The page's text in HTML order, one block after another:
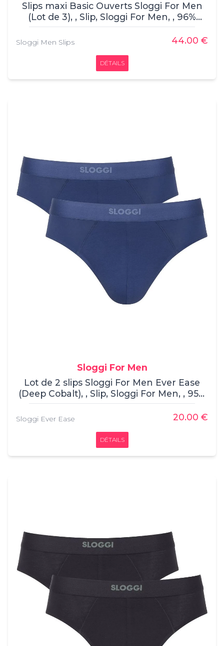
Slips maxi Basic Ouverts Sloggi For Men
(Lot de 3), , Slip, Sloggi For Men, , 96%
Coton, 4% Élasthanne
Sloggi Men Slips 44.00 €
DÉTAILS
Sloggi For Men
Lot de 2 slips Sloggi For Men Ever Ease
(Deep Cobalt), , Slip, Sloggi For Men, , 95%
coton, 5% élasthanne
Sloggi Ever Ease 20.00 €
DÉTAILS